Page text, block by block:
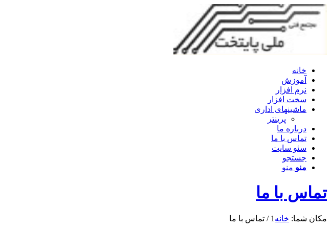
خانه
آموزش
نرم افزار
سخت افزار
ماشینهای اداری
پرینتر
درباره ما
تماس با ما
سئو سایت
جستجو
منو منو
تماس با ما
مکان شما: خانه 1
/ تماس با ما